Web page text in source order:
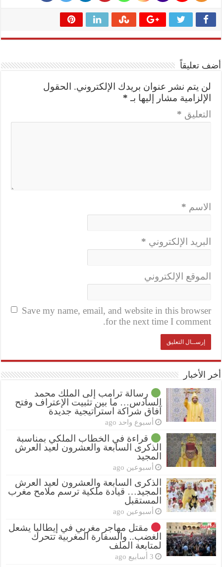
أضف تعليقاً
لن يتم نشر عنوان بريدك الإلكتروني.
الحقول
الإلزامية مشار إليها بـ *
التعليق *
الاسم *
البريد الإلكتروني *
الموقع الإلكتروني
Save my name, email, and website in this browser
for the next time I comment.
أخر الأخبار
رسالة ترامب إلى الملك محمد
السادس… ما بين تثبيت الإعتراف وفتح
آفاق شراكة استراتيجية جديدة
أسبوع واحد ago
قراءة في الخطاب الملكي بمناسبة
الذكرى السابعة والعشرون لعيد العرش
المجيد
أسبوعين ago
الذكرى السابعة والعشرون لعيد العرش
المجيد… قيادة ملكية ترسم ملامح مغرب
المستقبل
أسبوعين ago
مقتل مهاجر مغربي في إيطاليا يشعل
الغضب.. والسفارة المغربية تتحرك
لمتابعة الملف
3 أسابيع ago